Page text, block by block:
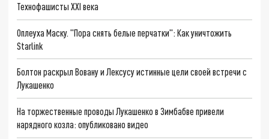
Технофашисты XXI века
Оплеуха Маску. "Пора снять белые перчатки": Как уничтожить
Starlink
Болтон раскрыл Вовану и Лексусу истинные цели своей встречи с
Лукашенко
На торжественные проводы Лукашенко в Зимбабве привели
нарядного козла: опубликовано видео